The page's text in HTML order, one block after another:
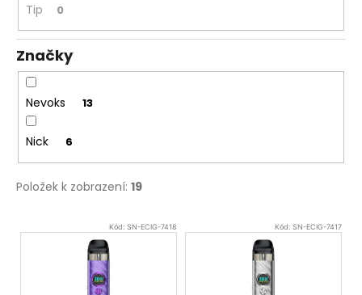
Tip 0
Značky
Nevoks 13
Nick 6
Položek k zobrazení: 19
V Kód: SN-ECIG-7418 Kód: SN-ECIG-7417